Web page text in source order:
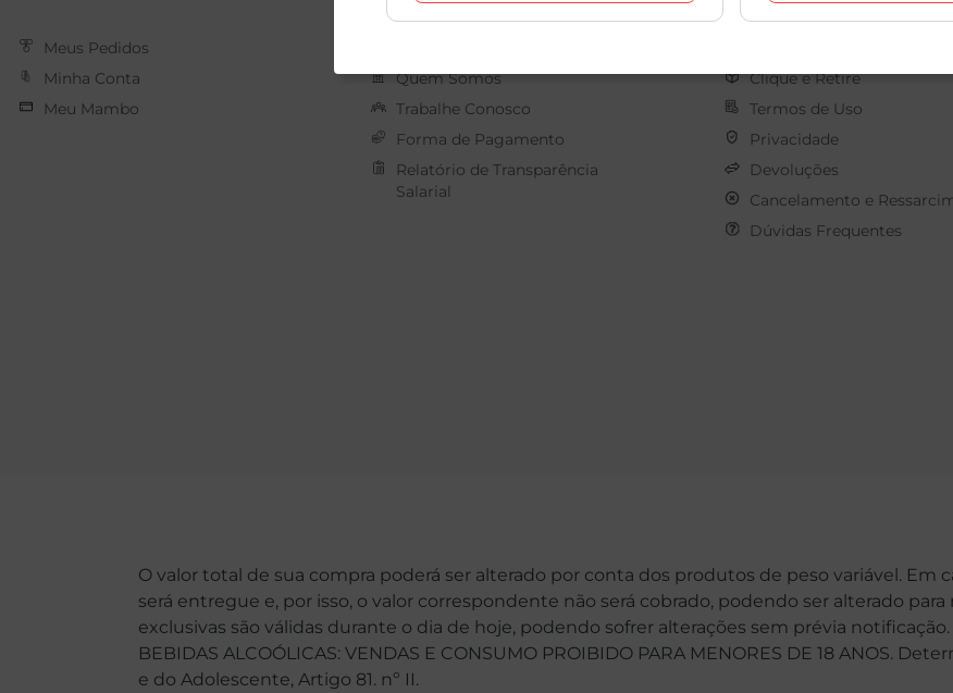
Meus Pedidos
Minha Conta
Meu Mambo
Quem Somos
Trabalhe Conosco
Forma de Pagamento
Relatório de Transparência
Salarial
Clique e Retire
Termos de Uso
Privacidade
Devoluções
Cancelamento e
Dúvidas Frequentes
O valor total de sua compra poderá ser alterado por conta dos produtos de peso variável. Em
será entregue e, por isso, o valor correspondente não será cobrado, podendo ser alterado
exclusivas são válidas durante o dia de hoje, podendo sofrer alterações sem prévia
BEBIDAS ALCOÓLICAS: VENDAS E CONSUMO PROIBIDO PARA MENORES DE 18 ANOS.
e do Adolescente, Artigo 81. nº II.